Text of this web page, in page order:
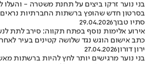
בני נוער זרקו ביצים על תחנת משטרה - והעלו
בסרטון חדש שהופץ ברשתות החברתיות נראים
סתיו טבוך29.04.2026
אירוע אלימות נוסף בפתח תקווה: סירב לתת
כתב אישום הוגש נגד שלושה קטינים בעיר
ירון דורון27.04.2026
בני נוער מרגישים יותר לחץ להיות ברשתות